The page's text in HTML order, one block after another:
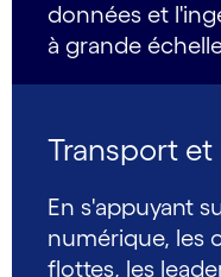
données et
à grande
Transport
En s'appuyant
numérique, les
flottes, les